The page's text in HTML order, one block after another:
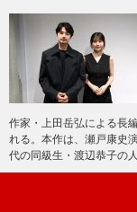
作家・上田岳弘による長
れる。本作は、瀬戸康史
代の同級生・渡辺恭子の